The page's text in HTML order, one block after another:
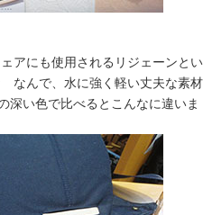
アにも使用されるリジェーンとい
んで、水に強く軽い丈夫な素材
い色で比べるとこんなに違いま